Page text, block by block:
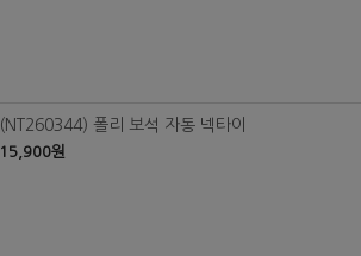
(NT260344) 폴리 보석 자동 넥타이
15,900원